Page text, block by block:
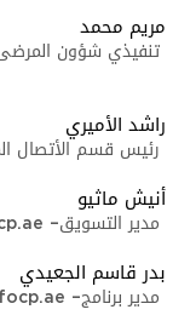
مريم محمد
تنفيذي شؤون
راشد الأميري
رئيس قسم الأتصال
أﻧﻴﺶ ﻣﺎﺛﻴﻮ
ﻣﺪﻳﺮ اﻟﺘﺴﻮﻳﻖ–
بدر قاسم الجعيدي
مدير برنامج–